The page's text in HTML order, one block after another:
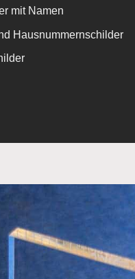
mit Namen
Hausnummernschilder